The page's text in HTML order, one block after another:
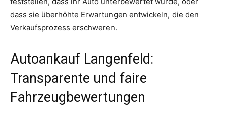
dass sie überhöhte Erwartungen entwickeln, die den
Verkaufsprozess erschweren.
Autoankauf Langenfeld:
Transparente und faire
Fahrzeugbewertungen